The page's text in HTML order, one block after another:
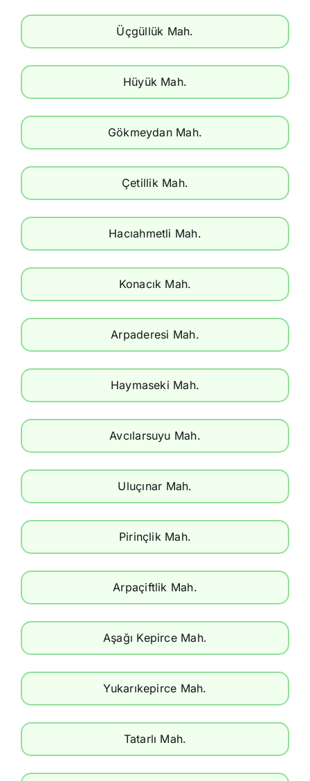
Üçgüllük Mah.
Hüyük Mah.
Gökmeydan Mah.
Çetillik Mah.
Hacıahmetli Mah.
Konacık Mah.
Arpaderesi Mah.
Haymaseki Mah.
Avcılarsuyu Mah.
Uluçınar Mah.
Pirinçlik Mah.
Arpaçiftlik Mah.
Aşağı Kepirce Mah.
Yukarıkepirce Mah.
Tatarlı Mah.